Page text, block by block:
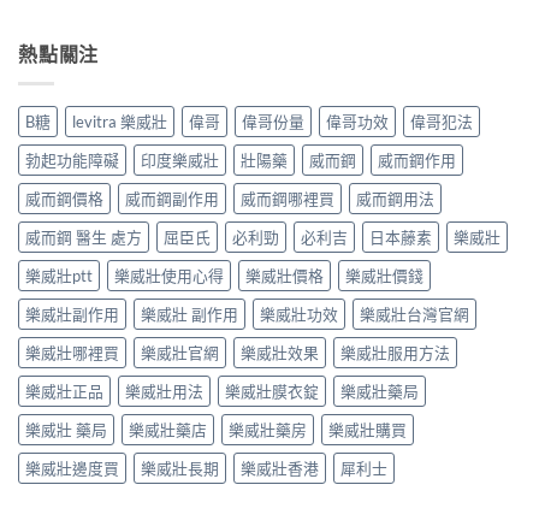
熱點關注
B糖 levitra 樂威壯 偉哥 偉哥份量 偉哥功效
偉哥犯法
勃起功能障礙
印度樂威壯 壯陽藥 威而鋼
威而鋼作用
威而鋼價格
威而鋼副作用 威而鋼哪裡買
威而鋼用法
威而鋼 醫生 處方
屈臣氏 必利勁 必利吉 日本藤素
樂威壯
樂威壯ptt
樂威壯使用心得 樂威壯價格
樂威壯價錢
樂威壯副作用
樂威壯 副作用 樂威壯功效
樂威壯台灣官網
樂威壯哪裡買
樂威壯官網 樂威壯效果
樂威壯服用方法
樂威壯正品
樂威壯用法 樂威壯膜衣錠
樂威壯藥局
樂威壯 藥局
樂威壯藥店 樂威壯藥房
樂威壯購買
樂威壯邊度買
樂威壯長期 樂威壯香港 犀利士